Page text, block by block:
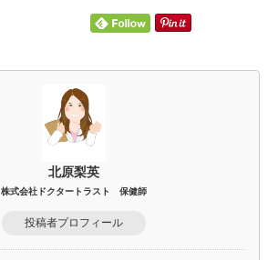
北原梨英
株式会社ドクタートラスト 保健師
投稿者プロフィール